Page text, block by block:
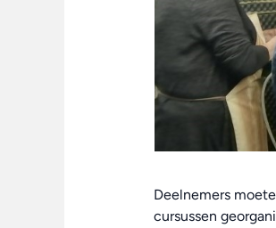
Deelnemers
cursussen